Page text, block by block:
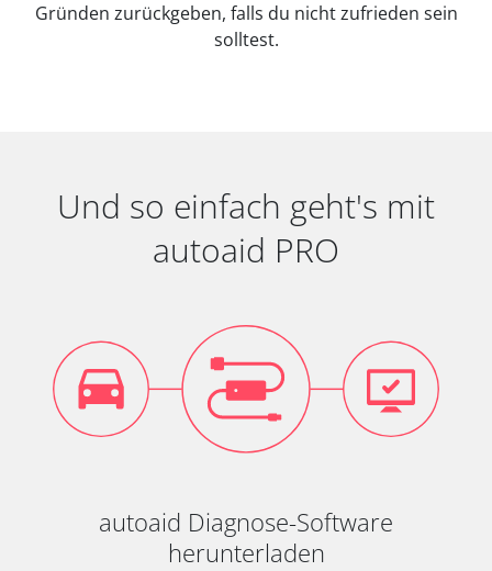
Gründen zurückgeben, falls du nicht zufrieden sein
solltest.
Und so einfach geht's mit
autoaid PRO
autoaid Diagnose-Software
herunterladen